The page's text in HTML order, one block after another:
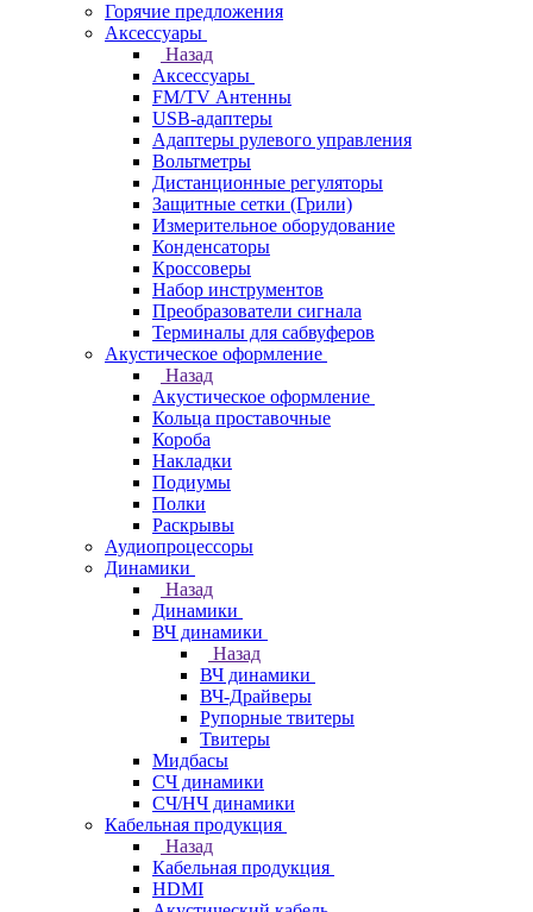
Горячие предложения
Аксессуары
Назад
Аксессуары
FM/TV Антенны
USB-адаптеры
Адаптеры рулевого управления
Вольтметры
Дистанционные регуляторы
Защитные сетки (Грили)
Измерительное оборудование
Конденсаторы
Кроссоверы
Набор инструментов
Преобразователи сигнала
Терминалы для сабвуферов
Акустическое оформление
Назад
Акустическое оформление
Кольца проставочные
Короба
Накладки
Подиумы
Полки
Раскрывы
Аудиопроцессоры
Динамики
Назад
Динамики
ВЧ динамики
Назад
ВЧ динамики
ВЧ-Драйверы
Рупорные твитеры
Твитеры
Мидбасы
СЧ динамики
СЧ/НЧ динамики
Кабельная продукция
Назад
Кабельная продукция
HDMI